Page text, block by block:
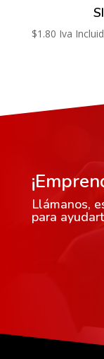
$1.80 Iva
Llámanos,
para